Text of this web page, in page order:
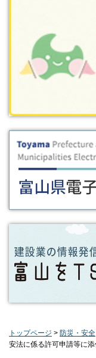
トップページ > 防災・安全
安法に係る許可申請等に